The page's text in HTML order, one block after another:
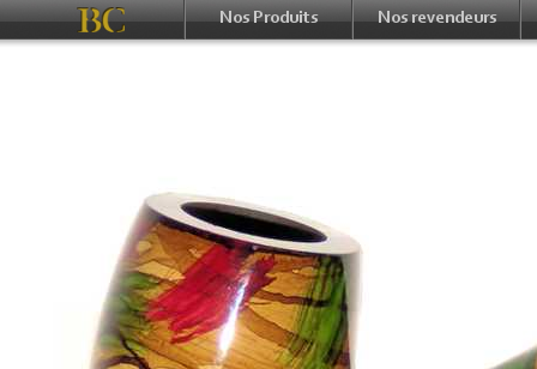
Nos Produits Nos revendeurs